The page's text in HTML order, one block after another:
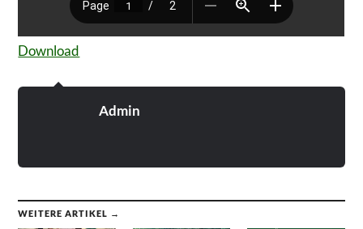
Download
Admin
WEITERE ARTIKEL →